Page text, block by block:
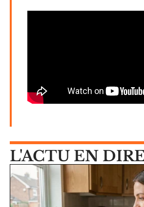
L'ACTU EN